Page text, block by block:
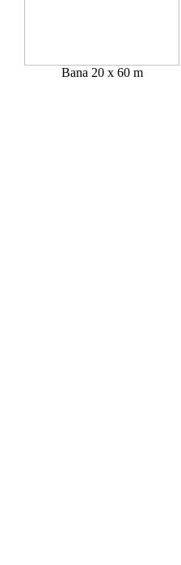
Bana 20 x 60 m